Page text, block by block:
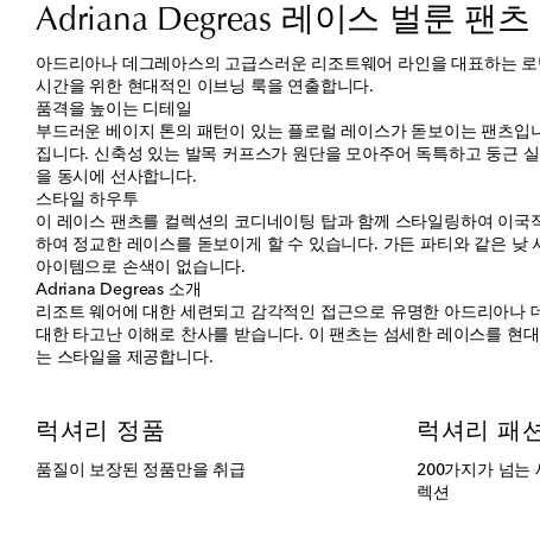
Adriana Degreas 레이스 벌룬 팬츠
아드리아나 데그레아스의 고급스러운 리조트웨어 라인을 대표하는
시간을 위한 현대적인 이브닝 룩을 연출합니다.
품격을 높이는 디테일
부드러운 베이지 톤의 패턴이 있는 플로럴 레이스가 돋보이는 팬츠
집니다. 신축성 있는 발목 커프스가 원단을 모아주어 독특하고 둥근
을 동시에 선사합니다.
스타일 하우투
이 레이스 팬츠를 컬렉션의 코디네이팅 탑과 함께 스타일링하여 이
하여 정교한 레이스를 돋보이게 할 수 있습니다. 가든 파티와 같은
아이템으로 손색이 없습니다.
Adriana Degreas 소개
리조트 웨어에 대한 세련되고 감각적인 접근으로 유명한 아드리아나
대한 타고난 이해로 찬사를 받습니다. 이 팬츠는 섬세한 레이스를 현
는 스타일을 제공합니다.
럭셔리 정품
품질이 보장된 정품만을 취급
럭셔리 패
200가지가 넘는
렉션